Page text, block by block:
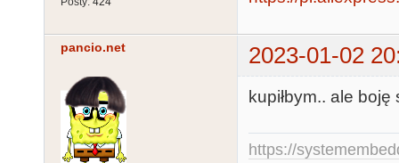
pancio.net 2023-01-02
kupiłbym.. ale boję
https://